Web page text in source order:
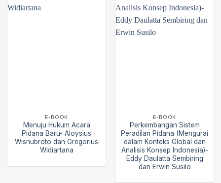
E-BOOK
Menuju Hukum Acara
Pidana Baru- Aloysius
Wisnubroto dan Gregorius
Widiartana
Add to
wishlist
E-BOOK
Perkembangan Sistem
Peradilan Pidana (Mengurai
dalam Konteks Global dan
Analisis Konsep Indonesia)-
Eddy Daulatta Sembiring
dan Erwin Susilo